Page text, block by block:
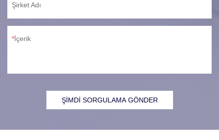
Şirket Adı
İçerik
ŞİMDİ SORGULAMA GÖNDER